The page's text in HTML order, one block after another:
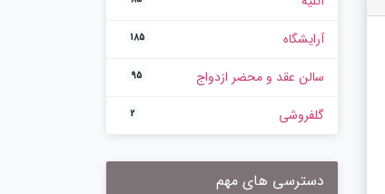
آرایشگاه 185
سالن عقد و محضر ازدواج 95
گلفروشی 2
دسترسی های مهم